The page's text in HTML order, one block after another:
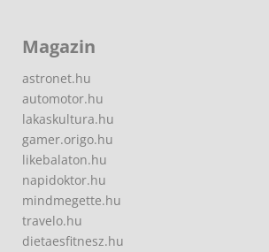
Magazin
astronet.hu
automotor.hu
lakaskultura.hu
gamer.origo.hu
likebalaton.hu
napidoktor.hu
mindmegette.hu
travelo.hu
dietaesfitnesz.hu